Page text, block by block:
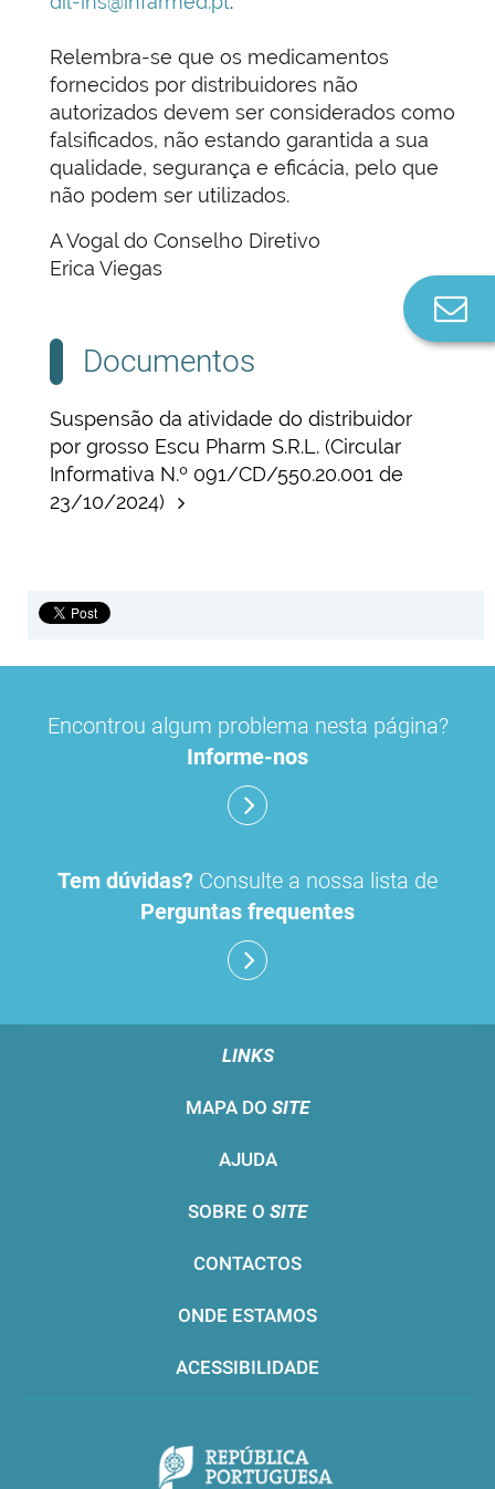
Relembra-se que os medicamentos
fornecidos por distribuidores não
autorizados devem ser considerados como
falsificados, não estando garantida a sua
qualidade, segurança e eficácia, pelo que
não podem ser utilizados.
A Vogal do Conselho Diretivo
Erica Viegas
Documentos
Suspensão da atividade do distribuidor
por grosso Escu Pharm S.R.L. (Circular
Informativa N.º 091/CD/550.20.001 de
23/10/2024)
Encontrou algum problema nesta página?
Informe-nos
Tem dúvidas? Consulte a nossa lista de
Perguntas frequentes
LINKS
MAPA DO SITE
AJUDA
SOBRE O SITE
CONTACTOS
ONDE ESTAMOS
ACESSIBILIDADE